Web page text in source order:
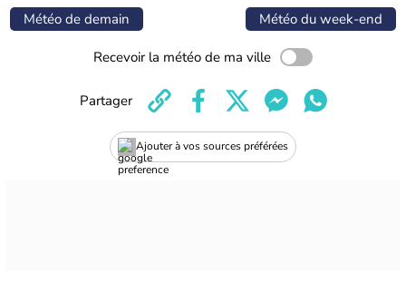
Météo de demain Météo du week-end
Recevoir la météo de ma ville
Ajouter à vos sources préférées
Partager